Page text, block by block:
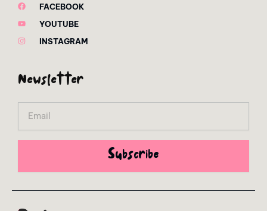
FACEBOOK
YOUTUBE
INSTAGRAM
Newsletter
Subscribe